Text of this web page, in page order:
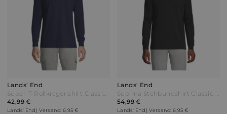
Lands' End
Super-T Rollkragenshirt Classic Fit Herren Blau Jersey by Lands' End
42,99 €
Lands' End | Versand: 6,95 €
Lands' End
Supima Stehbundshirt Classic Fit Herren Schwarz Baumwolle by Lands' End
54,99 €
Lands' End | Versand: 6,95 €